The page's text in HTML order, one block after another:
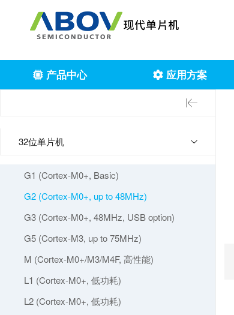
产品中心 应用方案
32位单片机
G1 (Cortex-M0+, Basic)
G2 (Cortex-M0+, up to 48MHz)
G3 (Cortex-M0+, 48MHz, USB option)
G5 (Cortex-M3, up to 75MHz)
M (Cortex-M0+/M3/M4F, 高性能)
L1 (Cortex-M0+, 低功耗)
L2 (Cortex-M0+, 低功耗)